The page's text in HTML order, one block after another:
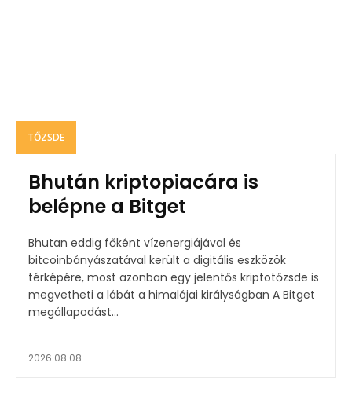
TŐZSDE
Bhután kriptopiacára is
belépne a Bitget
Bhutan eddig főként vízenergiájával és
bitcoinbányászatával került a digitális eszközök
térképére, most azonban egy jelentős kriptotőzsde is
megvetheti a lábát a himalájai királyságban A Bitget
megállapodást...
2026.08.08.